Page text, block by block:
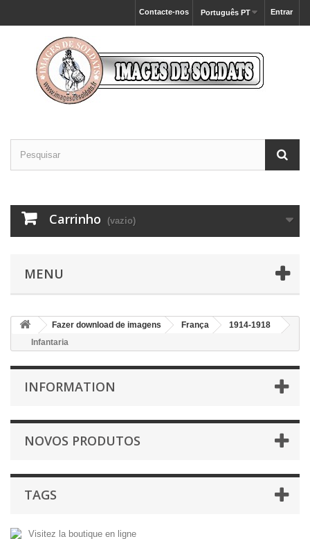
Entrar
Português PT
Contacte-nos
Carrinho (vazio)
MENU
Fazer download de imagens França
1914-1918
Infantaria
INFORMATION
NOVOS PRODUTOS
TAGS